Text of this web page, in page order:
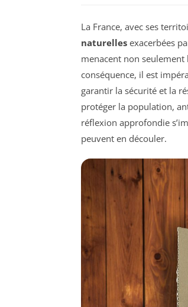
La France, avec ses
naturelles exacerbées
menacent non seulement
conséquence, il est
garantir la sécurité et la
protéger la population,
réflexion approfondie
peuvent en découler.